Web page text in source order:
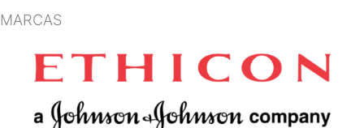
MARCAS